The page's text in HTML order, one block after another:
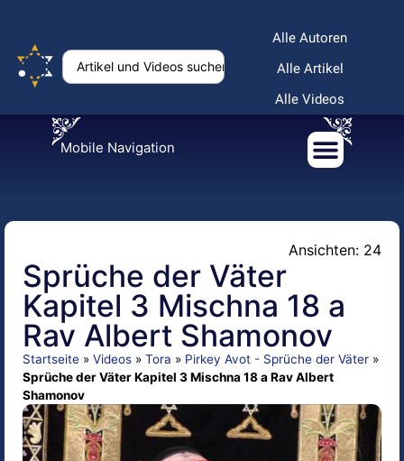
Alle Autoren
Alle Artikel
Alle Videos
Mobile Navigation
Ansichten: 24
Sprüche der Väter
Kapitel 3 Mischna 18 a
Rav Albert Shamonov
Startseite » Videos » Tora » Pirkey Avot - Sprüche der Väter »
Sprüche der Väter Kapitel 3 Mischna 18 a Rav Albert
Shamonov